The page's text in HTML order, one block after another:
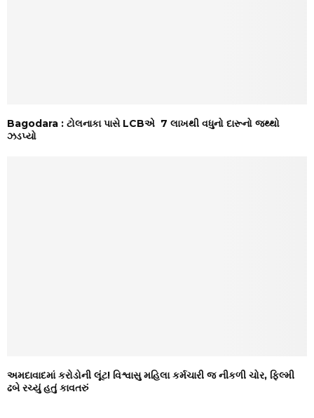
Bagodara : ટોલનાકા પાસે LCBએ ₹ 7 લાખથી વધુનો દારૂનો જથ્થો
ઝડપ્યો
અમદાવાદમાં કરોડોની લૂંટ! વિશ્વાસુ મહિલા કર્મચારી જ નીકળી ચોર, ફિલ્મી
ઢબે રચ્યું હતું કાવતરું